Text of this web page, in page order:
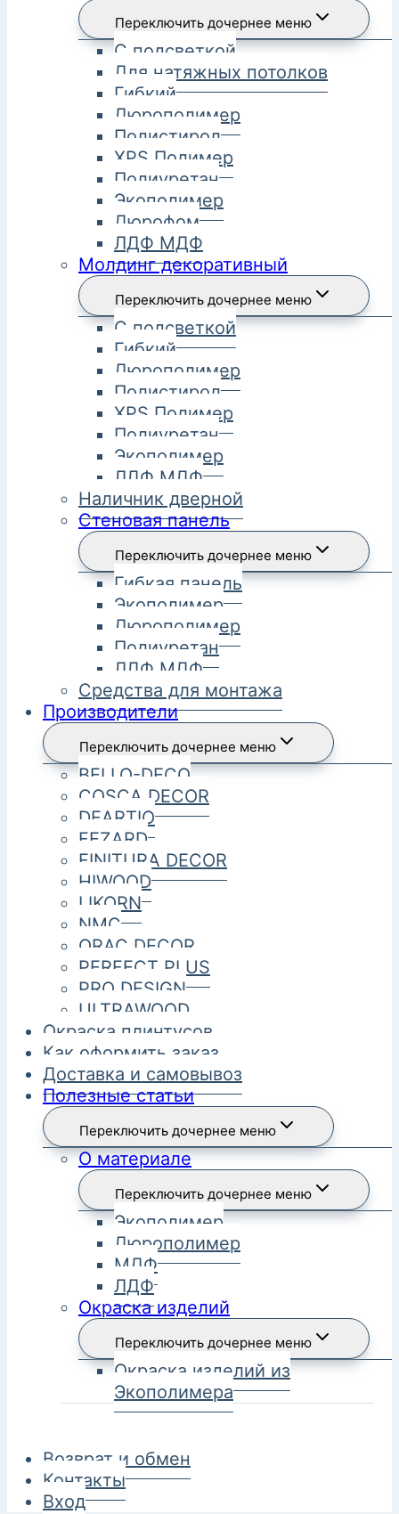
Переключить дочернее меню
С подсветкой
Для натяжных потолков
Гибкий
Дюрополимер
Полистирол
XPS Полимер
Полиуретан
Экополимер
Дюрофом
ЛДФ МДФ
Молдинг декоративный
Переключить дочернее меню
С подсветкой
Гибкий
Дюрополимер
Полистирол
XPS Полимер
Полиуретан
Экополимер
ЛДФ МДФ
Наличник дверной
Стеновая панель
Переключить дочернее меню
Гибкая панель
Экополимер
Дюрополимер
Полиуретан
ЛДФ МДФ
Средства для монтажа
Производители
Переключить дочернее меню
BELLO-DECO
COSCA DECOR
DEARTIO
FEZARD
FINITURA DECOR
HIWOOD
LIKORN
NMC
ORAC DECOR
PERFECT PLUS
PRO DESIGN
ULTRAWOOD
Окраска плинтусов
Как оформить заказ
Доставка и самовывоз
Полезные статьи
Переключить дочернее меню
О материале
Переключить дочернее меню
Экополимер
Дюрополимер
МДФ
ЛДФ
Окраска изделий
Переключить дочернее меню
Окраска изделий из
Экополимера
Возврат и обмен
Контакты
Вход